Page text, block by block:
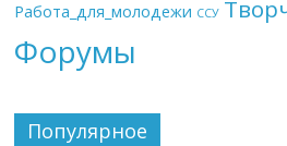
Работа_для_молодежи ССУ
Форумы
Популярное